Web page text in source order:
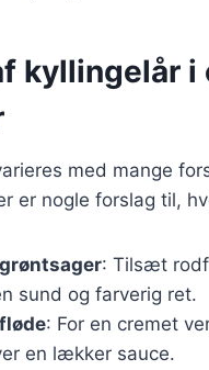
kyllingelår i
med mange
er nogle forslag til,
: Tilsæt
sund og farverig ret.
: For en cremet
en lækker sauce.